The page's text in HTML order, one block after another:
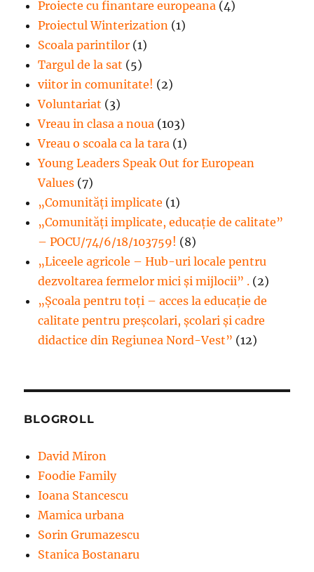
Proiecte cu finantare europeana (4)
Proiectul Winterization (1)
Scoala parintilor (1)
Targul de la sat (5)
viitor in comunitate! (2)
Voluntariat (3)
Vreau in clasa a noua (103)
Vreau o scoala ca la tara (1)
Young Leaders Speak Out for European
Values (7)
„Comunități implicate (1)
„Comunități implicate, educație de calitate”
– POCU/74/6/18/103759! (8)
„Liceele agricole – Hub-uri locale pentru
dezvoltarea fermelor mici şi mijlocii” . (2)
„Școala pentru toți – acces la educație de
calitate pentru preșcolari, școlari și cadre
didactice din Regiunea Nord-Vest” (12)
BLOGROLL
David Miron
Foodie Family
Ioana Stancescu
Mamica urbana
Sorin Grumazescu
Stanica Bostanaru